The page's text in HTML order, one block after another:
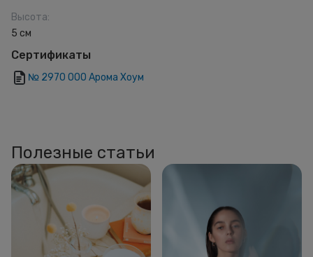
Высота:
5 см
Сертификаты
№ 2970 ООО Арома Хоум
Полезные статьи